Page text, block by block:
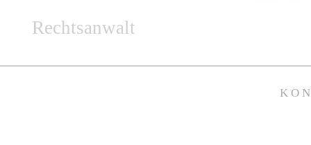
Rechtsanwalt
K O